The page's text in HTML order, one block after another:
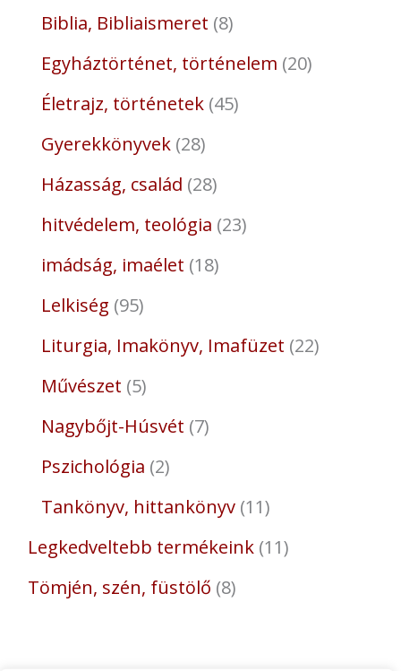
Biblia, Bibliaismeret 8
Egyháztörténet, történelem 20
Életrajz, történetek 45
Gyerekkönyvek 28
Házasság, család 28
hitvédelem, teológia 23
imádság, imaélet 18
Lelkiség 95
Liturgia, Imakönyv, Imafüzet 22
Művészet 5
Nagybőjt-Húsvét 7
Pszichológia 2
Tankönyv, hittankönyv 11
Legkedveltebb termékeink 11
Tömjén, szén, füstölő 8